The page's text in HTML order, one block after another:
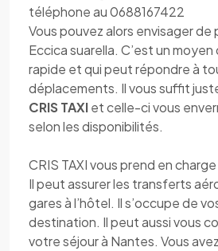
téléphone au 0688167422
Vous pouvez alors envisager de
Eccica suarella. C’est un
rapide et qui peut répondre à
déplacements. Il vous suffit
CRIS TAXIet celle-ci vous
selon les disponibilités.
CRIS TAXI vous prend en
Il peut assurer les transferts
gares à l’hôtel. Il s’occupe de
destination. Il peut aussi vous
votre séjour à Nantes. Vous